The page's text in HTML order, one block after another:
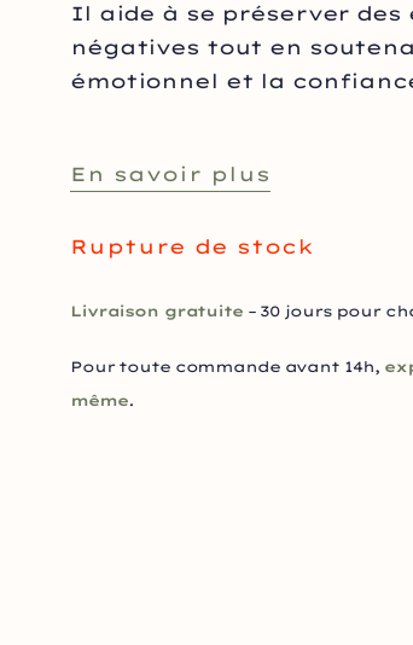
Il aide à se préserver des
négatives tout en
émotionnel et la
En savoir plus
Rupture de stock
Livraison gratuite– 30 jours pour
Pour toute commande avant 14h,
même.